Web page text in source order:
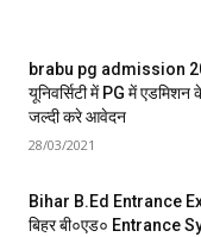
brabu pg admission
यूनिवर्सिटी में PG में
जल्दी करे आवेदन
28/03/2021
Bihar B.Ed Entrance
बिहर बी०एड० Entrance